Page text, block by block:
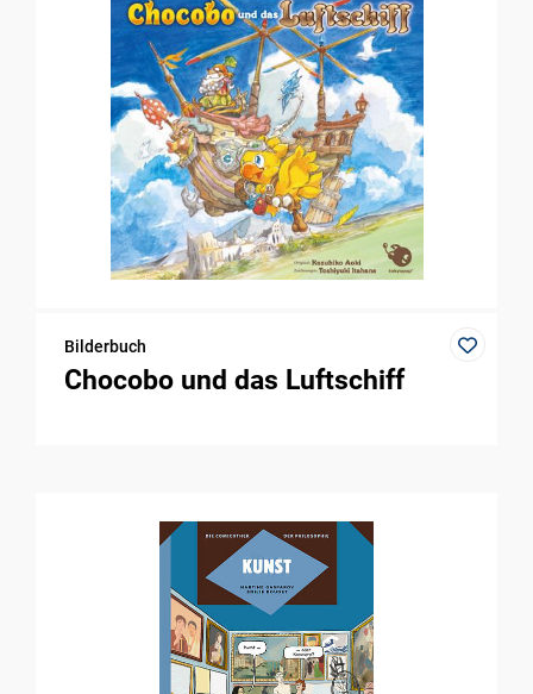
Bilderbuch
Chocobo und das Luftschiff